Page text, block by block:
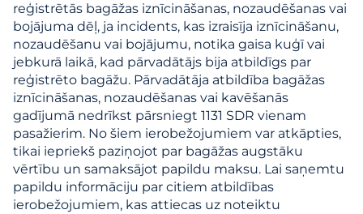
reģistrētās bagāžas iznīcināšanas, nozaudēšanas vai
bojājuma dēļ, ja incidents, kas izraisīja iznīcināšanu,
nozaudēšanu vai bojājumu, notika gaisa kuģī vai
jebkurā laikā, kad pārvadātājs bija atbildīgs par
reģistrēto bagāžu. Pārvadātāja atbildība bagāžas
iznīcināšanas, nozaudēšanas vai kavēšanās
gadījumā nedrīkst pārsniegt 1131 SDR vienam
pasažierim. No šiem ierobežojumiem var atkāpties,
tikai iepriekš paziņojot par bagāžas augstāku
vērtību un samaksājot papildu maksu. Lai saņemtu
papildu informāciju par citiem atbildības
ierobežojumiem, kas attiecas uz noteiktu